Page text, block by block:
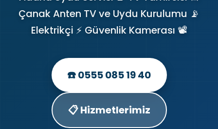
Çanak Anten TV ve Uydu Kurulumu 📡
Elektrikçi ⚡ Güvenlik Kamerası 📽️
☎️ 0555 085 19 40
📋 Hizmetlerimiz